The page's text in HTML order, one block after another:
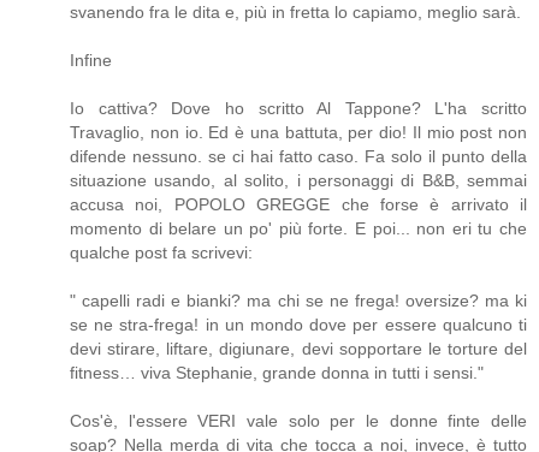
svanendo fra le dita e, più in fretta lo capiamo, meglio sarà.
Infine
Io cattiva? Dove ho scritto Al Tappone? L'ha scritto
Travaglio, non io. Ed è una battuta, per dio! Il mio post non
difende nessuno. se ci hai fatto caso. Fa solo il punto della
situazione usando, al solito, i personaggi di B&B, semmai
accusa noi, POPOLO GREGGE che forse è arrivato il
momento di belare un po' più forte. E poi... non eri tu che
qualche post fa scrivevi:
" capelli radi e bianki? ma chi se ne frega! oversize? ma ki
se ne stra-frega! in un mondo dove per essere qualcuno ti
devi stirare, liftare, digiunare, devi sopportare le torture del
fitness… viva Stephanie, grande donna in tutti i sensi."
Cos'è, l'essere VERI vale solo per le donne finte delle
soap? Nella merda di vita che tocca a noi, invece, è tutto